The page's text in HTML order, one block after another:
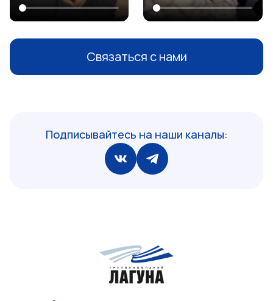
Связаться с нами
Подписывайтесь на наши каналы: